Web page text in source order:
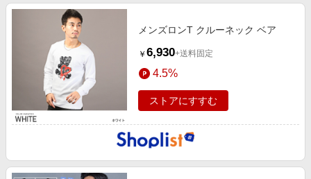
メンズロンT クルーネック ベア
￥ 6,930+送料固定
4.5%
ストアにすすむ